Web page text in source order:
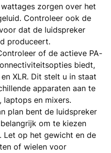
zorgen over het
Controleer ook de
dat de luidspreker
produceert.
of de actieve PA-
biedt,
XLR. Dit stelt u in staat
apparaten aan te
laptops en mixers.
plan bent de luidspreker
om te kiezen
Let op het gewicht en de
of wielen voor